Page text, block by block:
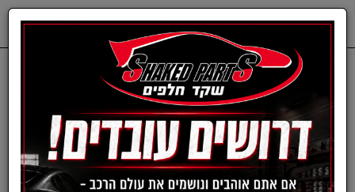
ציוד, אביזרים ומוצרים לרכב תרסיסים לרכב
תרסיס חיטוי למזגן רכב
(אנטיבקטריאלי)
SENFINECO